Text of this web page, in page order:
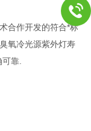
合作开发的符合*标
氧冷光源紫外灯寿
靠.